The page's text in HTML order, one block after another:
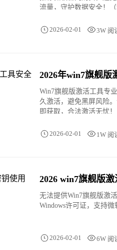
流量，守护数据安全！（
2026-02-01 3W 阅
2026年win7旗舰版
Win7旗舰版激活工具专
久激活，避免黑屏风险
即获取，合法激活无忧！
2026-02-01 1W 阅
2026 win7旗舰版
无法提供Win7旗舰版激
Windows许可证，支持微
2026-02-01 6W 阅